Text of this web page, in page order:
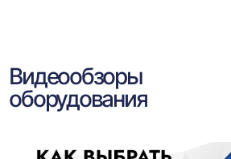
Видеообзоры
оборудования